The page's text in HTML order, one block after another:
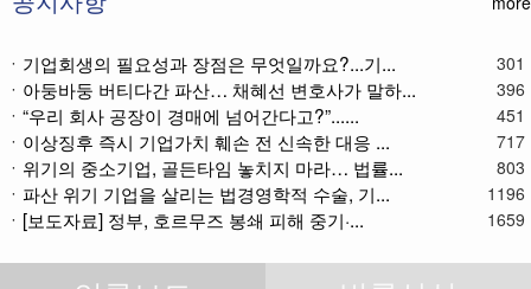
ㆍ법인파산 후 이사의 연대보증책임 해...
11588
ㆍ법인파산절차와 기업회생절차 개요
11881
ㆍ개인회생재단채권(우선권이 있는 채권...
11126
ㆍ개인회생재단이란?
11057
ㆍ개인회생채권이란?
11292
ㆍ가용소득이란?
11240
ㆍ회생신청 후 경매절차 정지신청은?
ㆍ별제권부 채권(회생절차에서의 근저당...
12195
ㆍ기업회생의 필요성과 장점은 무엇일까요?...기... 301
ㆍ아둥바둥 버티다간 파산… 채혜선 변호사가 말하... 396
ㆍ“우리 회사 공장이 경매에 넘어간다고?”...... 451
ㆍ이상징후 즉시 기업가치 훼손 전 신속한 대응 ... 717
ㆍ위기의 중소기업, 골든타임 놓치지 마라… 법률... 803
ㆍ파산 위기 기업을 살리는 법경영학적 수술, 기... 1196
ㆍ[보도자료] 정부, 호르무즈 봉쇄 피해 중기·... 1659